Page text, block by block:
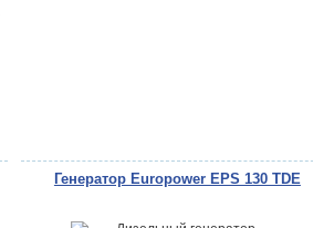
Генератор Europower EPS 130 TDE